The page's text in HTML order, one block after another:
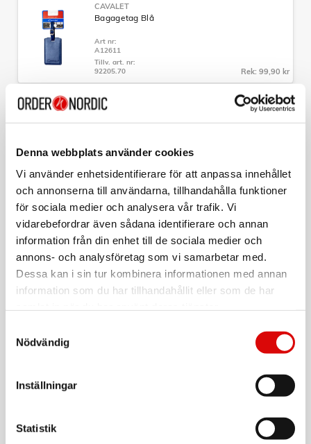
Denna webbplats använder cookies
Vi använder enhetsidentifierare för att anpassa innehållet
och annonserna till användarna, tillhandahålla funktioner
för sociala medier och analysera vår trafik. Vi
vidarebefordrar även sådana identifierare och annan
information från din enhet till de sociala medier och
annons- och analysföretag som vi samarbetar med.
Dessa kan i sin tur kombinera informationen med annan
information som du har tillhandahållit eller som de har
Nödvändig
Inställningar
Statistik
- Packband såväl i locket som botten
- Avdelare med nätficka och säkerhetsficka
- Fast TSA-lås
- Fyra tystgående hjul
- Mått: 65 x 45 x 28-32cm
CAVALET
Bagagetag Blå
Art nr:
A12611
Tillv. art. nr:
92205.70
Rek: 99,90 kr
CAVALET
A12612
92205.90
Rek: 99,90 kr
CAVALET
Art nr:
Tillv. art. nr:
92020
Rek: 99,90 kr